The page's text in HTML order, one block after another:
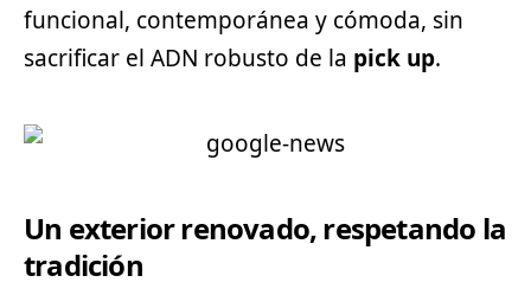
funcional, contemporánea y cómoda, sin
sacrificar el ADN robusto de la pick up.
Un exterior renovado, respetando la
tradición